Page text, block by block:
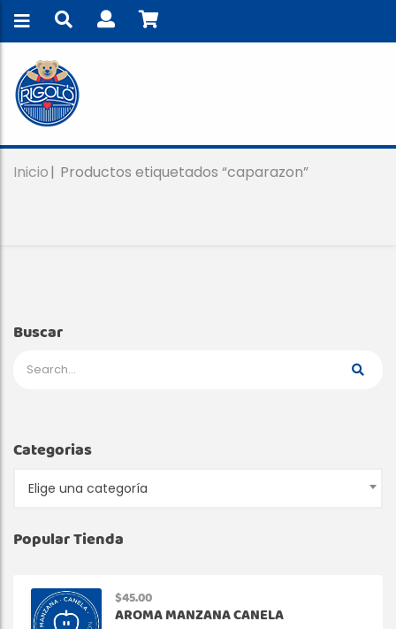
Inicio Productos etiquetados “caparazon”
Buscar
Categorias
Elige una categoría
Popular Tienda
$45.00
AROMA MANZANA CANELA